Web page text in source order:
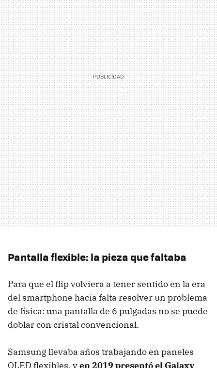
Pantalla flexible: la pieza que faltaba
Para que el flip volviera a tener sentido en la era
del smartphone hacía falta resolver un problema
de física: una pantalla de 6 pulgadas no se puede
doblar con cristal convencional.
Samsung llevaba años trabajando en paneles
OLED flexibles, yen 2019 presentó el Galaxy